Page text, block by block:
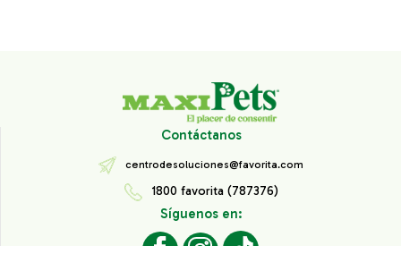
Contáctanos
centrodesoluciones@favorita.com
1800 favorita (787376)
Síguenos en: